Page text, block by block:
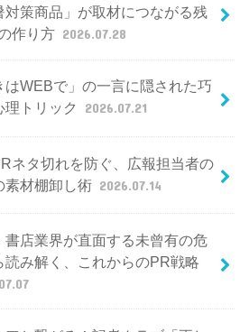
対策商品」が取材につながる残
作り方 2026.07.28
はWEBで」の一言に隠された巧
理トリック
2026.07.21
ネタ切れを防ぐ、広報担当者の
素材棚卸し術 2026.07.14
書店業界が直面する未曾有の危
読み解く、これからのPR戦略